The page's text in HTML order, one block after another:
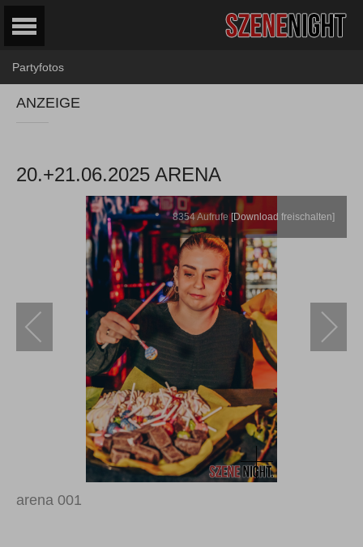
Partyfotos
ANZEIGE
20.+21.06.2025 ARENA
8354Aufrufe [Download freischalten]
arena 001